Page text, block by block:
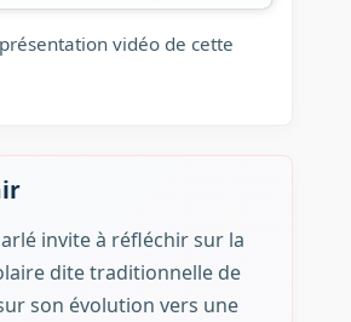
vidéo de cette
invite à réfléchir sur la
dite traditionnelle de
son évolution vers une